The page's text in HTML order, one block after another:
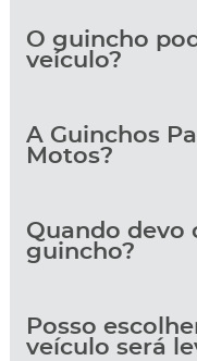
O guincho
veículo?
A Guinchos
Motos?
Quando devo
guincho?
Posso
veículo será